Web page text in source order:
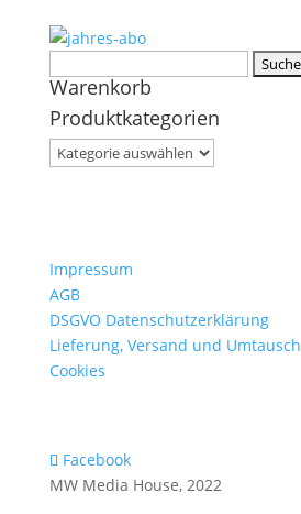
nach:
Warenkorb
Produktkategorien
Impressum
AGB
DSGVO Datenschutzerklärung
Lieferung, Versand und Umtausch
Cookies
Facebook
MW Media House, 2022